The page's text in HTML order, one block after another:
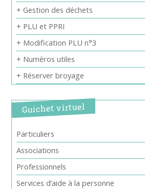
+ Gestion des déchets
+ PLU et PPRI
+ Modification PLU n°3
+ Numéros utiles
+ Réserver broyage
Guichet virtuel
Particuliers
Associations
Professionnels
Services d’aide à la personne